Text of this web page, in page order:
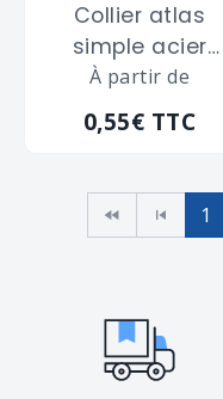
Collier atlas
simple acier
zingué blanc
SCELL-IT "CS30"
de diamètre 30
À partir de
0,55€ TTC
1